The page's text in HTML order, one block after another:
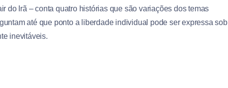
do Irã – conta quatro histórias que são variações dos temas
até que ponto a liberdade individual pode ser expressa sob
inevitáveis.